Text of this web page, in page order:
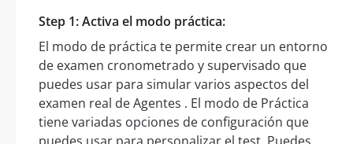
Step 1: Activa el modo práctica:
El modo de práctica te permite crear un entorno
de examen cronometrado y supervisado que
puedes usar para simular varios aspectos del
examen real de Agentes . El modo de Práctica
tiene variadas opciones de configuración que